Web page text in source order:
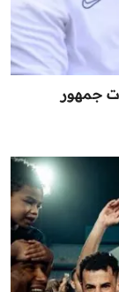
جمهور